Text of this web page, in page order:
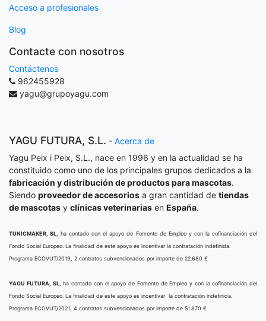
Acceso a profesionales
Blog
Contacte con nosotros
Contáctenos
962455928
yagu@grupoyagu.com
YAGU FUTURA, S.L. - Acerca de
Yagu Peix i Peix, S.L., nace en 1996 y en la actualidad se ha
constituido como uno de los principales grupos dedicados a la
fabricación y distribución de productos para mascotas.
Siendo proveedor de accesorios a gran cantidad de tiendas
de mascotas y clínicas veterinarias en España.
TUNICMAKER, SL,
ha contado con el apoyo de Fomento de Empleo y con la cofinanciación del
Fondo Social Europeo. La finalidad de este apoyo es incentivar la contratación indefinida.
Programa ECOVUT/2019, 2 contratos subvencionados por importe de 22.680 €
YAGU FUTURA, SL,
ha contado con el apoyo de Fomento de Empleo y con la cofinanciación del
Fondo Social Europeo. La finalidad de este apoyo es incentivar la contratación indefinida.
Programa ECOVUT/2021, 4 contratos subvencionados por importe de 51.870 €